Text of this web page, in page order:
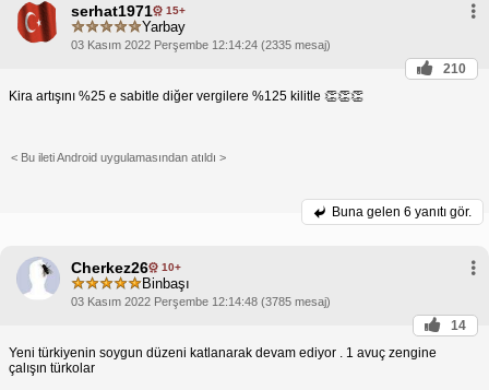
serhat1971 15+
Yarbay
03 Kasım 2022 Perşembe 12:14:24 (2335 mesaj)
210
Kira artışını %25 e sabitle diğer vergilere %125 kilitle 👏👏👏
< Bu ileti Android uygulamasından atıldı >
Buna gelen 6 yanıtı gör.
Cherkez26 10+
Binbaşı
03 Kasım 2022 Perşembe 12:14:48 (3785 mesaj)
14
Yeni türkiyenin soygun düzeni katlanarak devam ediyor . 1 avuç zengine
çalışın türkolar